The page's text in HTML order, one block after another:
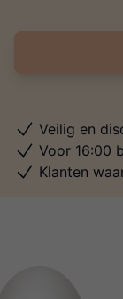
Veilig en
Voor 16:00
Klanten